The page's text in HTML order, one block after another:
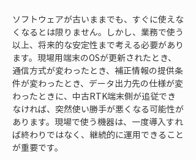
ソフトウェアが古いままでも、すぐに使えな
くなるとは限りません。しかし、業務で使う
以上、将来的な安定性まで考える必要があり
ます。現場用端末のOSが更新されたとき、
通信方式が変わったとき、補正情報の提供条
件が変わったとき、データ出力先の仕様が変
わったときに、中古RTK端末側が追従でき
なければ、突然使い勝手が悪くなる可能性が
あります。現場で使う機器は、一度導入すれ
ば終わりではなく、継続的に運用できること
が重要です。